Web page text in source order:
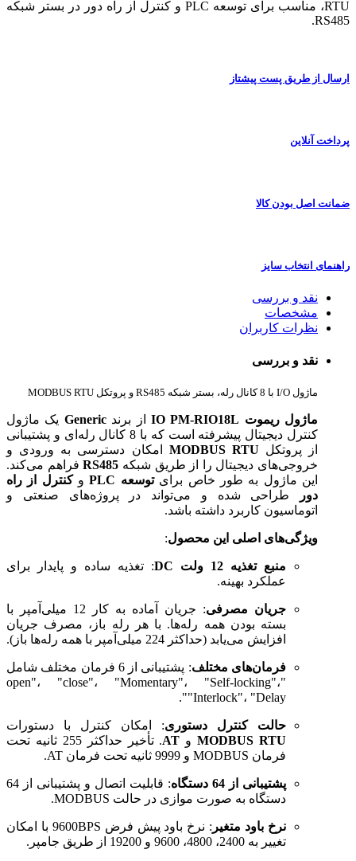
RTU، مناسب برای توسعه PLC و کنترل از راه دور در بستر شبکه
RS485.
ارسال از طریق پست پیشتاز
پرداخت آنلاین
ضمانت اصل بودن کالا
راهنمای انتخاب سایز
نقد و بررسی
مشخصات
نظرات کاربران
نقد و بررسی
ماژول I/O با 8 کانال رله، بستر شبکه RS485 و پروتکل MODBUS RTU
ماژول ریموت IO PM-RIO18L از برندGeneric یک ماژول
کنترل دیجیتال پیشرفته است که با 8 کانال رله‌ای و پشتیبانی
از پروتکل MODBUS RTU امکان دسترسی به ورودی و
خروجی‌های دیجیتال را از طریق شبکه RS485فراهم می‌کند.
این ماژول به طور خاص برایتوسعه PLC وکنترل از راه
دور
طراحی شده و می‌تواند در پروژه‌های صنعتی و
اتوماسیون کاربرد داشته باشد.
ویژگی‌های اصلی این محصول:
منبع تغذیه 12 ولت DC
: تغذیه ساده و پایدار برای
عملکرد بهینه.
جریان مصرفی
: جریان آماده به کار 12 میلی‌آمپر با
بسته بودن همه رله‌ها. با هر رله باز، مصرف جریان
افزایش می‌یابد (حداکثر 224 میلی‌آمپر با همه رله‌ها باز).
فرمان‌های مختلف
: پشتیبانی از 6 فرمان مختلف شامل
"open"، "close"، "Momentary"، "Self-locking"،
"Interlock"، "Delay".
حالت کنترل دستوری: امکان کنترل با دستورات
MODBUS RTUو AT
. تأخیر حداکثر 255 ثانیه تحت
فرمان MODBUS و 9999 ثانیه تحت فرمان AT.
پشتیبانی از 64 دستگاه
: قابلیت اتصال و پشتیبانی از 64
دستگاه به صورت موازی در حالت MODBUS.
نرخ باود متغیر
: نرخ باود پیش فرض 9600BPS با امکان
تغییر به 2400، 4800، 9600 و 19200 از طریق جامپر.